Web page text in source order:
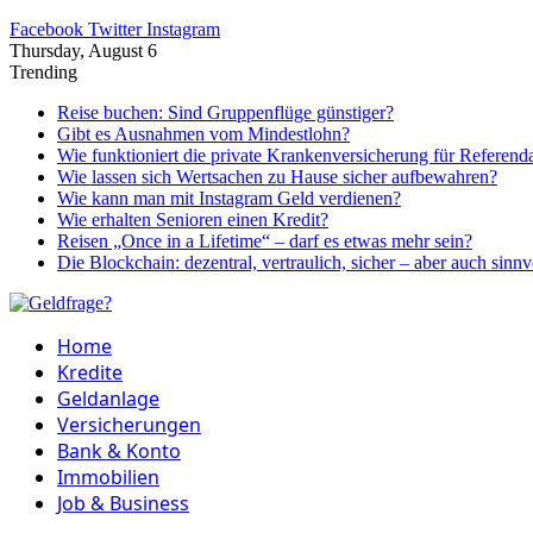
Facebook Twitter Instagram
Thursday, August 6
Trending
Reise buchen: Sind Gruppenflüge günstiger?
Gibt es Ausnahmen vom Mindestlohn?
Wie funktioniert die private Krankenversicherung für
Wie lassen sich Wertsachen zu Hause sicher aufbewahren?
Wie kann man mit Instagram Geld verdienen?
Wie erhalten Senioren einen Kredit?
Reisen „Once in a Lifetime“ – darf es etwas mehr sein?
Die Blockchain: dezentral, vertraulich, sicher – aber auch
Home
Kredite
Geldanlage
Versicherungen
Bank & Konto
Immobilien
Job & Business